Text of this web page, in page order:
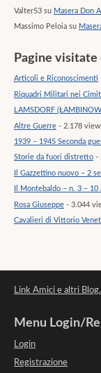
Valter53 su Masera Don
Massimo Peloia su
Pagine
Articoli e Riconoscimenti
Riquadri Militari nei
LAMSDORF
Altre Guerre - 2.178
1939 – 1945 Seconda
Storie da fuori distretto -
Il Gazzettino nuovo – 2
Il Montebaldo – n. 3 – 10
Rosa Giuseppe - 3.044
Cavalieri di Vittorio
Link Amici e altri
Menu Login/
Login
Registrazione